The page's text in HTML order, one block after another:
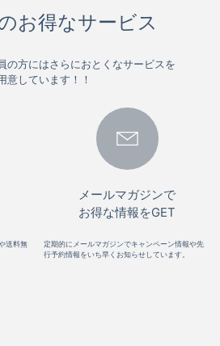
お得なサービス
の方にはさらにおとくなサービスを
意しています！！
送料無
メールマガジンで
お得な情報をGET
定期的にメールマガジンでキャンペーン情報や先
行予約情報をいち早くお知らせしています。